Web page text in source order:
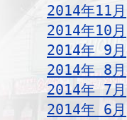
2014年11月
2014年10月
2014年 9月
2014年 8月
2014年 7月
2014年 6月